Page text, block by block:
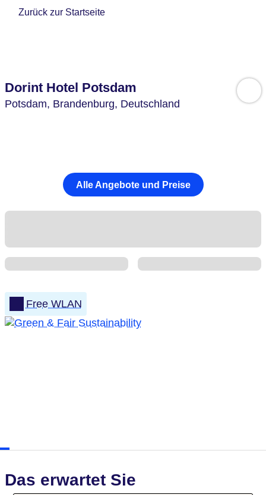
Zurück zur Startseite
Dorint Hotel Potsdam
Potsdam, Brandenburg, Deutschland
Alle Angebote und Preise
Free WLAN
Das erwartet Sie